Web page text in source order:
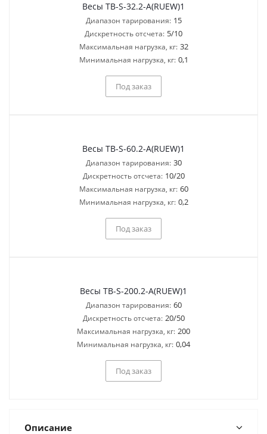
Весы TB-S-32.2-A(RUEW)1
Диапазон тарирования: 15
Дискретность отсчета: 5/10
Максимальная нагрузка, кг: 32
Минимальная нагрузка, кг: 0,1
Под заказ
Весы TB-S-60.2-A(RUEW)1
Диапазон тарирования: 30
Дискретность отсчета: 10/20
Максимальная нагрузка, кг: 60
Минимальная нагрузка, кг: 0,2
Под заказ
Весы TB-S-200.2-A(RUEW)1
Диапазон тарирования: 60
Дискретность отсчета: 20/50
Максимальная нагрузка, кг: 200
Минимальная нагрузка, кг: 0,04
Под заказ
Описание